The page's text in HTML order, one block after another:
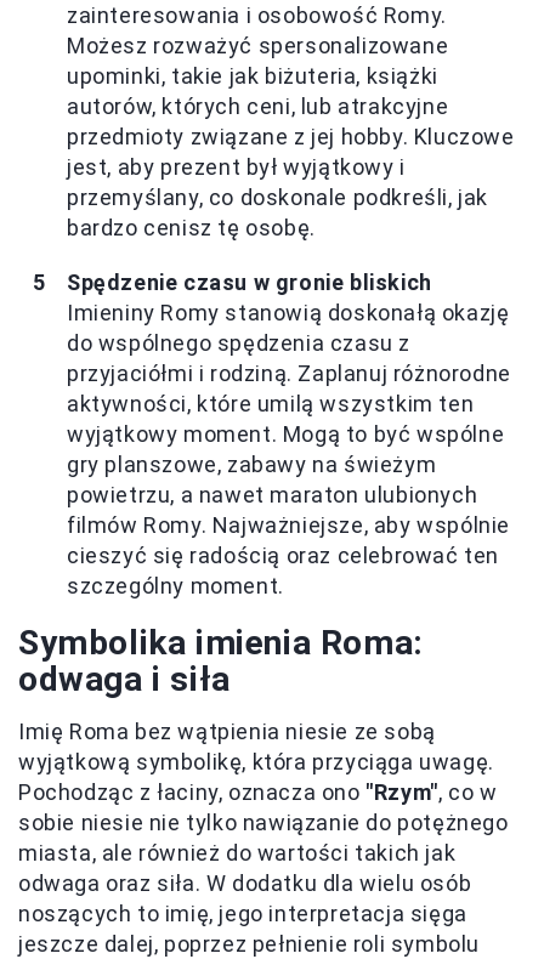
zainteresowania i osobowość Romy.
Możesz rozważyć spersonalizowane
upominki, takie jak biżuteria, książki
autorów, których ceni, lub atrakcyjne
przedmioty związane z jej hobby. Kluczowe
jest, aby prezent był wyjątkowy i
przemyślany, co doskonale podkreśli, jak
bardzo cenisz tę osobę.
Spędzenie czasu w gronie bliskich
Imieniny Romy stanowią doskonałą okazję
do wspólnego spędzenia czasu z
przyjaciółmi i rodziną. Zaplanuj różnorodne
aktywności, które umilą wszystkim ten
wyjątkowy moment. Mogą to być wspólne
gry planszowe, zabawy na świeżym
powietrzu, a nawet maraton ulubionych
filmów Romy. Najważniejsze, aby wspólnie
cieszyć się radością oraz celebrować ten
szczególny moment.
Symbolika imienia Roma:
odwaga i siła
Imię Roma bez wątpienia niesie ze sobą
wyjątkową symbolikę, która przyciąga uwagę.
Pochodząc z łaciny, oznacza ono "Rzym", co w
sobie niesie nie tylko nawiązanie do potężnego
miasta, ale również do wartości takich jak
odwaga oraz siła. W dodatku dla wielu osób
noszących to imię, jego interpretacja sięga
jeszcze dalej, poprzez pełnienie roli symbolu